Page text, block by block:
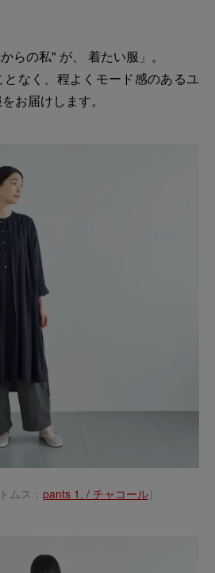
らの私" が、 着たい服」。
なく、程よくモード感のあるユ
お届けします。
ムス： pants 1. / チャコール）